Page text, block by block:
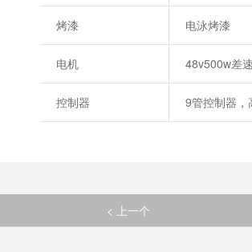
烤漆 电泳烤漆
电机 48v500w差
控制器 9管控制器，
< 上一个